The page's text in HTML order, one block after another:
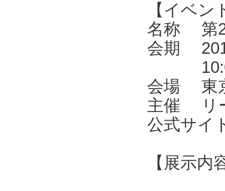
【イベン
名称 第2
会期
10:00-
会場 東
主催 リ
公式サイ
【展示内